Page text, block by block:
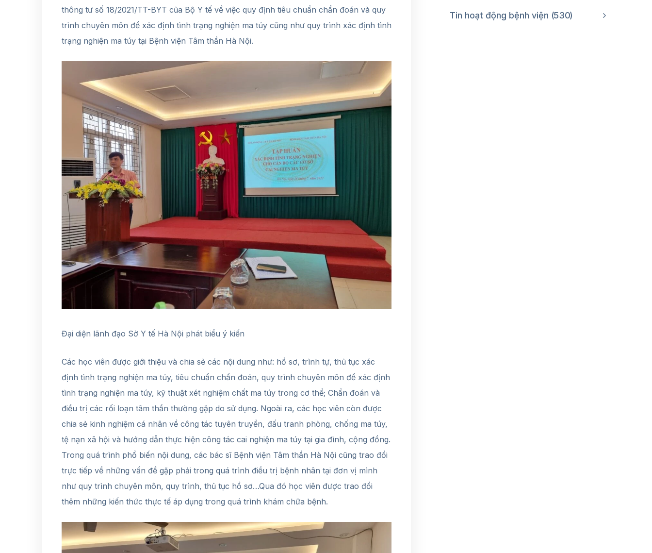
thông tư số 18/2021/TT-BYT của Bộ Y tế về việc quy định tiêu chuẩn chẩn đoán và quy
trình chuyên môn để xác định tình trạng nghiện ma túy cũng như quy trình xác định tình
trạng nghiện ma túy tại Bệnh viện Tâm thần Hà Nội.
Đại diện lãnh đạo Sở Y tế Hà Nội phát biểu ý kiến
Các học viên được giới thiệu và chia sẻ các nội dung như: hồ sơ, trình tự, thủ tục xác
định tình trạng nghiện ma túy, tiêu chuẩn chẩn đoán, quy trình chuyên môn để xác định
tình trạng nghiện ma túy, kỹ thuật xét nghiệm chất ma túy trong cơ thể; Chẩn đoán và
điều trị các rối loạn tâm thần thường gặp do sử dụng. Ngoài ra, các học viên còn được
chia sẻ kinh nghiệm cá nhân về công tác tuyên truyền, đấu tranh phòng, chống ma túy,
tệ nạn xã hội và hướng dẫn thực hiện công tác cai nghiện ma túy tại gia đình, cộng đồng.
Trong quá trình phổ biến nội dung, các bác sĩ Bệnh viện Tâm thần Hà Nội cũng trao đổi
trực tiếp về những vấn đề gặp phải trong quá trình điều trị bệnh nhân tại đơn vị mình
như quy trình chuyên môn, quy trình, thủ tục hồ sơ…Qua đó học viên được trao đổi
thêm những kiến thức thực tế áp dụng trong quá trình khám chữa bệnh.
Tin hoạt động bệnh viện 530